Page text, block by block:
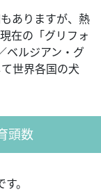
ありますが、熱
在の「グリフォ
ベルジアン・グ
世界各国の犬
頭数
。